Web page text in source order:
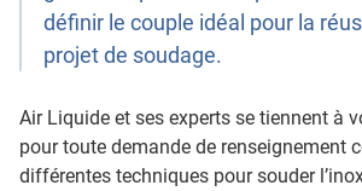
définir le couple idéal pour la
projet de soudage.
Air Liquide et ses experts se tiennent à
pour toute demande de renseignement
différentes techniques pour souder